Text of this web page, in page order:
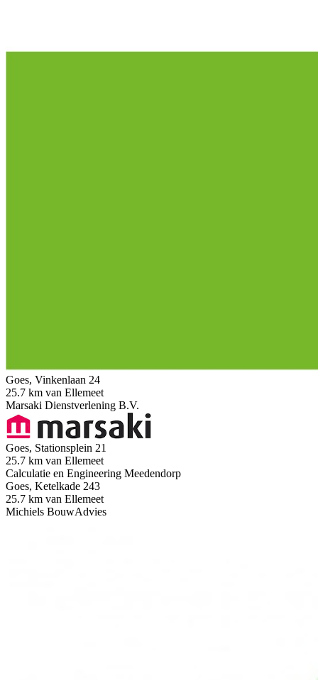
Goes, Vinkenlaan 24
25.7 km van Ellemeet
Marsaki Dienstverlening B.V.
Goes, Stationsplein 21
25.7 km van Ellemeet
Calculatie en Engineering Meedendorp
Goes, Ketelkade 243
25.7 km van Ellemeet
Michiels BouwAdvies